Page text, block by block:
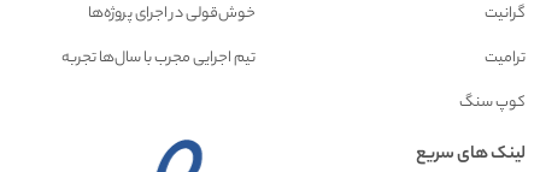
گرانیت
ترامیت
کوپ سنگ
خوش‌قولی در اجرای پروژه‌ها
تیم اجرایی مجرب با سال‌ها تجربه
لینک های سریع